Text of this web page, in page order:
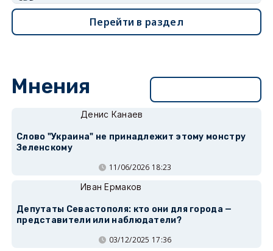
Перейти в раздел
Мнения
Денис Канаев
Слово "Украина" не принадлежит этому монстру
Зеленскому
11/06/2026 18:23
Иван Ермаков
Депутаты Севастополя: кто они для города —
представители или наблюдатели?
03/12/2025 17:36